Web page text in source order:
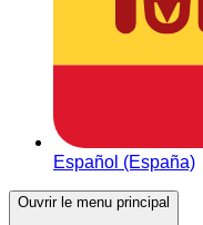
Español (España)
Ouvrir le menu principal